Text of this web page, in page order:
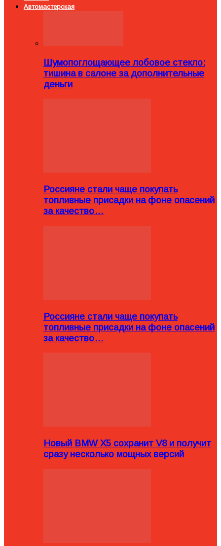
Автомастерская
Шумопоглощающее лобовое стекло:
тишина в салоне за дополнительные
деньги
Россияне стали чаще покупать
топливные присадки на фоне опасений
за качество…
Россияне стали чаще покупать
топливные присадки на фоне опасений
за качество…
Новый BMW X5 сохранит V8 и получит
сразу несколько мощных версий